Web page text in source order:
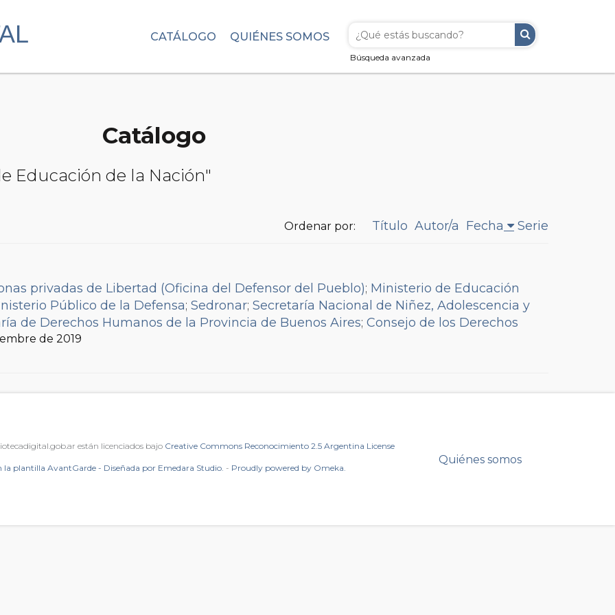
Búsqueda avanzada
CATÁLOGO QUIÉNES SOMOS
Catálogo
Educación de la Nación"
Ordenar por: Título Autor/a Fecha Serie
privadas de Libertad (Oficina del Defensor del Pueblo); Ministerio de Educación
Público de la Defensa; Sedronar; Secretaría Nacional de Niñez, Adolescencia y
de Derechos Humanos de la Provincia de Buenos Aires; Consejo de los Derechos
Adolescentes de CABA
de 2019
están licenciados bajo Creative Commons Reconocimiento 2.5 Argentina License
la plantilla AvantGarde - Diseñada por Emedara Studio. - Proudly powered by Omeka.
Quiénes somos